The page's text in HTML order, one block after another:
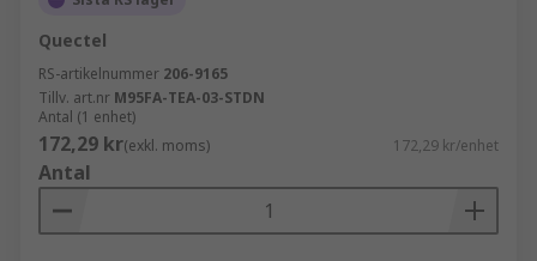
Quectel
RS-artikelnummer 206-9165
Tillv. art.nr M95FA-TEA-03-STDN
Antal (1 enhet)
172,29 kr(exkl. moms) 172,29 kr/enhet
Antal